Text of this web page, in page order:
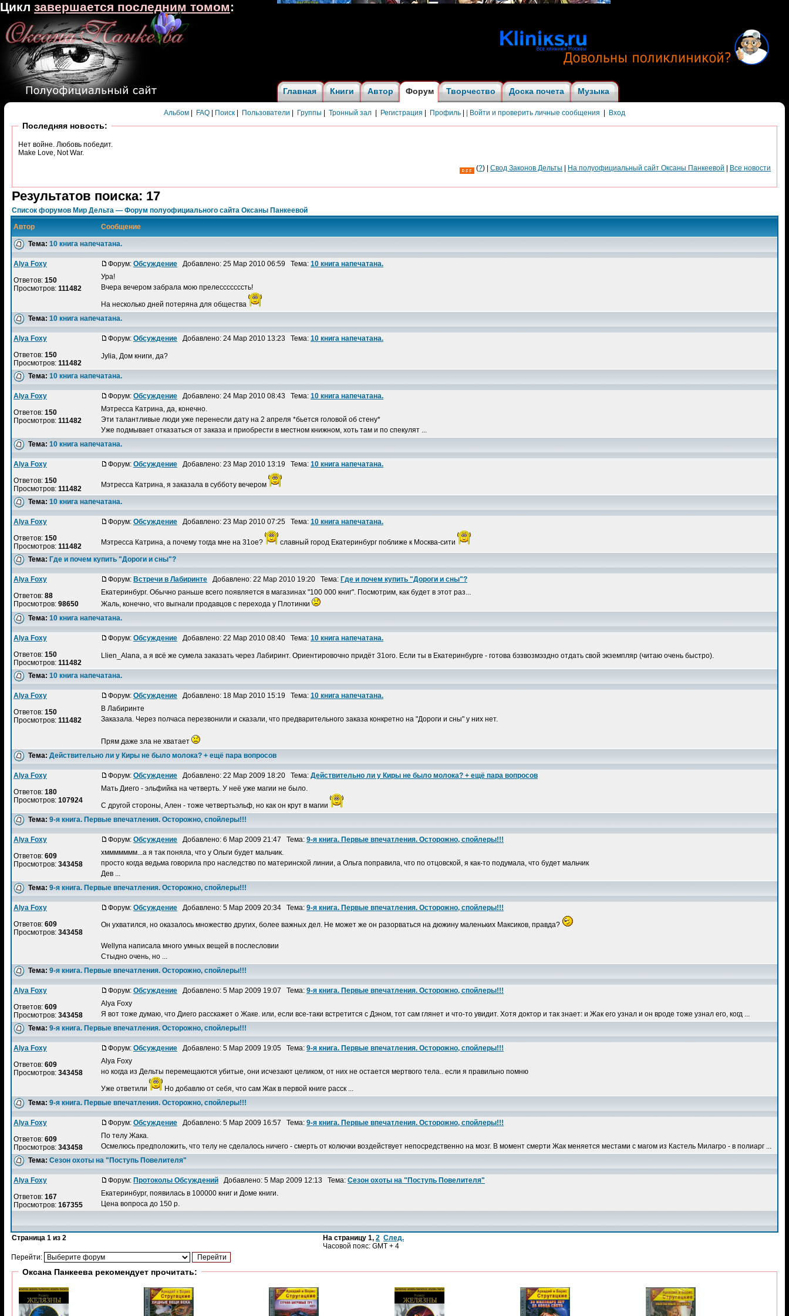
Главная Книги Автор Форум Творчество Доска почета Музыка
Альбом FAQ Поиск Пользователи Группы Тронный зал Регистрация Профиль | Войти и проверить личные сообщения Вход
Последняя новость:
Нет войне. Любовь победит.
Make Love, Not War.
(?) | Cвод Законов Дельты На полуофициальный сайт Оксаны Панкеевой Все новости
Результатов поиска: 17
Список форумов Мир Дельта — Форум полуофициального сайта Оксаны Панкеевой
Автор
Сообщение
Тема: 10 книга напечатана.
Alya Foxy
Ответов: 150
Просмотров: 111482
Форум: Обсуждение Добавлено: 25 Мар 2010 06:59 Тема: 10 книга напечатана.
Ура!
Вчера вечером забрала мою прелесссссссть!
На несколько дней потеряна для общества
Тема: 10 книга напечатана.
Alya Foxy
Ответов: 150
Просмотров: 111482
Форум: Обсуждение Добавлено: 24 Мар 2010 13:23 Тема: 10 книга напечатана.
Jylia, Дом книги, да?
Тема: 10 книга напечатана.
Alya Foxy
Ответов: 150
Просмотров: 111482
Форум: Обсуждение Добавлено: 24 Мар 2010 08:43 Тема: 10 книга напечатана.
Мэтресса Катрина, да, конечно.
Эти талантливые люди уже перенесли дату на 2 апреля *бьется головой об стену*
Уже подмывает отказаться от заказа и приобрести в местном книжном, хоть там и по спекулят ...
Тема: 10 книга напечатана.
Alya Foxy
Ответов: 150
Просмотров: 111482
Форум: Обсуждение Добавлено: 23 Мар 2010 13:19 Тема: 10 книга напечатана.
Мэтресса Катрина, я заказала в субботу вечером
Тема: 10 книга напечатана.
Alya Foxy
Ответов: 150
Просмотров: 111482
Форум: Обсуждение Добавлено: 23 Мар 2010 07:25 Тема: 10 книга напечатана.
Мэтресса Катрина, а почему тогда мне на 31ое? славный город Екатеринбург поближе к Москва-сити
Тема: Где и почем купить "Дороги и сны"?
Alya Foxy
Ответов: 88
Просмотров: 98650
Форум: Встречи в Лабиринте Добавлено: 22 Мар 2010 19:20 Тема: Где и почем купить "Дороги и сны"?
Екатеринбург. Обычно раньше всего появляется в магазинах "100 000 книг". Посмотрим, как будет в этот раз...
Жаль, конечно, что выгнали продавцов с перехода у Плотинки
Тема: 10 книга напечатана.
Alya Foxy
Ответов: 150
Просмотров: 111482
Форум: Обсуждение Добавлено: 22 Мар 2010 08:40 Тема: 10 книга напечатана.
Llien_Alana, а я всё же сумела заказать через Лабиринт. Ориентировочно придёт 31ого. Если ты в Екатеринбурге - готова бэзвозмэздно отдать свой экземпляр (читаю очень быстро).
Тема: 10 книга напечатана.
Alya Foxy
Ответов: 150
Просмотров: 111482
Форум: Обсуждение Добавлено: 18 Мар 2010 15:19 Тема: 10 книга напечатана.
В Лабиринте
Заказала. Через полчаса перезвонили и сказали, что предварительного заказа конкретно на "Дороги и сны" у них нет.
Прям даже зла не хватает
Тема: Действительно ли у Киры не было молока? + ещё пара вопросов
Alya Foxy
Ответов: 180
Просмотров: 107924
Форум: Обсуждение Добавлено: 22 Мар 2009 18:20 Тема: Действительно ли у Киры не было молока? + ещё пара вопросов
Мать Диего - эльфийка на четверть. У неё уже магии не было.
С другой стороны, Ален - тоже четвертьэльф, но как он крут в магии
Тема: 9-я книга. Первые впечатления. Осторожно, спойлеры!!!
Alya Foxy
Ответов: 609
Просмотров: 343458
Форум: Обсуждение Добавлено: 6 Мар 2009 21:47 Тема: 9-я книга. Первые впечатления. Осторожно, спойлеры!!!
хммммммм...а я так поняла, что у Ольги будет мальчик.
просто когда ведьма говорила про наследство по материнской линии, а Ольга поправила, что по отцовской, я как-то подумала, что будет мальчик
Дев ...
Тема: 9-я книга. Первые впечатления. Осторожно, спойлеры!!!
Alya Foxy
Ответов: 609
Просмотров: 343458
Форум: Обсуждение Добавлено: 5 Мар 2009 20:34 Тема: 9-я книга. Первые впечатления. Осторожно, спойлеры!!!
Он ухватился, но оказалось множество других, более важных дел. Не может же он разорваться на дюжину маленьких Максиков, правда?
Wellyna написала много умных вещей в послесловии
Стыдно очень, но ...
Тема: 9-я книга. Первые впечатления. Осторожно, спойлеры!!!
Alya Foxy
Ответов: 609
Просмотров: 343458
Форум: Обсуждение Добавлено: 5 Мар 2009 19:07 Тема: 9-я книга. Первые впечатления. Осторожно, спойлеры!!!
Alya Foxy
Я вот тоже думаю, что Диего расскажет о Жаке. или, если все-таки встретится с Дэном, тот сам глянет и что-то увидит. Хотя доктор и так знает: и Жак его узнал и он вроде тоже узнал его, когд ...
Тема: 9-я книга. Первые впечатления. Осторожно, спойлеры!!!
Alya Foxy
Ответов: 609
Просмотров: 343458
Форум: Обсуждение Добавлено: 5 Мар 2009 19:05 Тема: 9-я книга. Первые впечатления. Осторожно, спойлеры!!!
Alya Foxy
но когда из Дельты перемещаются убитые, они исчезают целиком, от них не остается мертвого тела.. если я правильно помню
Уже ответили
Но добавлю от себя, что сам Жак в первой книге расск ...
Тема: 9-я книга. Первые впечатления. Осторожно, спойлеры!!!
Alya Foxy
Ответов: 609
Просмотров: 343458
Форум: Обсуждение Добавлено: 5 Мар 2009 16:57 Тема: 9-я книга. Первые впечатления. Осторожно, спойлеры!!!
По телу Жака.
Осмелюсь предположить, что телу не сделалось ничего - смерть от колючки воздействует непосредственно на мозг. В момент смерти Жак меняется местами с магом из Кастель Милагро - в полиарг ...
Тема: Сезон охоты на "Поступь Повелителя"
Alya Foxy
Ответов: 167
Просмотров: 167355
Форум: Протоколы Обсуждений Добавлено: 5 Мар 2009 12:13 Тема: Сезон охоты на "Поступь Повелителя"
Екатеринбург, появилась в 100000 книг и Доме книги.
Цена вопроса до 150 р.
Страница 1 из 2 На страницу 1, 2 След.
Часовой пояс: GMT + 4
Перейти:
Оксана Панкеева рекомендует прочитать:
Цикл завершается последним томом: